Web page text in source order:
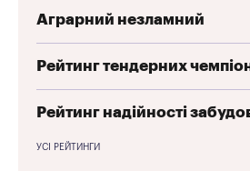
Аграрний незламний
Рейтинг тендерних
Рейтинг надійності
УСІ РЕЙТИНГИ